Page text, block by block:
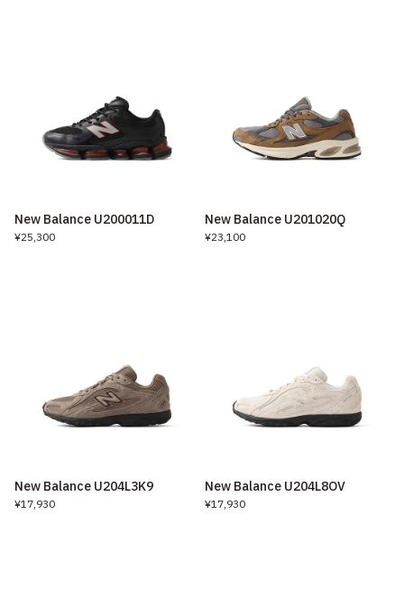
New Balance U200011D
¥25,300
New Balance U201020Q
¥23,100
New Balance U204L3K9
¥17,930
New Balance U204L8OV
¥17,930